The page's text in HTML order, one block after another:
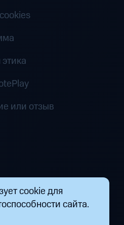
cookie для
сайта.
или отзыв
распределенных